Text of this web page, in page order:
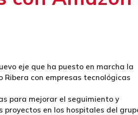
eje que ha puesto en marcha la
Ribera con empresas tecnológicas
para mejorar el seguimiento y
proyectos en los hospitales del